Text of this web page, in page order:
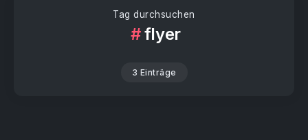
Tag durchsuchen
flyer
3 Einträge